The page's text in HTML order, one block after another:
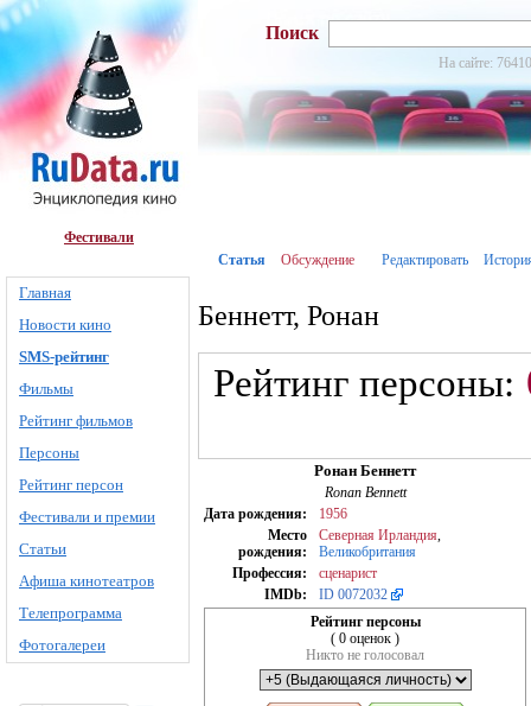
Фестивали
Главная
Новости кино
SMS-рейтинг
Фильмы
Рейтинг фильмов
Персоны
Рейтинг персон
Фестивали и премии
Статьи
Афиша кинотеатров
Телепрограмма
Фотогалереи
Поиск
На сайте:
Статья Обсуждение Редактировать
Беннетт, Ронан
Рейтинг персоны:
Ронан Беннетт
Ronan Bennett
Дата рождения:
1956
Место
рождения:
Северная Ирландия
Великобритания
Профессия:
cценарист
IMDb:
ID 0072032
Рейтинг персоны
( 0 оценок )
Никто не голосовал